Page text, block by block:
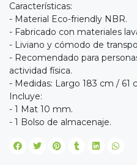
Características:
- Material Eco-friendly NBR.
- Fabricado con materiales
- Liviano y cómodo de
- Recomendado para
actividad física.
- Medidas: Largo 183 cm / 61
Incluye:
- 1 Mat 10 mm.
- 1 Bolso de almacenaje.